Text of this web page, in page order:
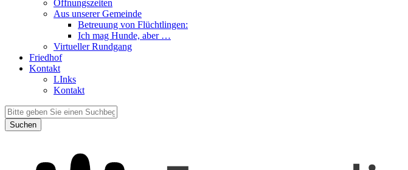
Öffnungszeiten
Aus unserer Gemeinde
Betreuung von Flüchtlingen:
Ich mag Hunde, aber …
Virtueller Rundgang
Friedhof
Kontakt
LInks
Kontakt
Suchen